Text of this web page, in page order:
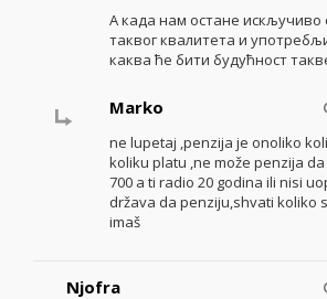
А када нам остане
таквог квалитета и
каква ће бити будућност
Marko
ne lupetaj ,penzija je onoliko
koliku platu ,ne može penzija
700 a ti radio 20 godina ili nisi
država da penziju,shvati koliko
imaš
Njofra